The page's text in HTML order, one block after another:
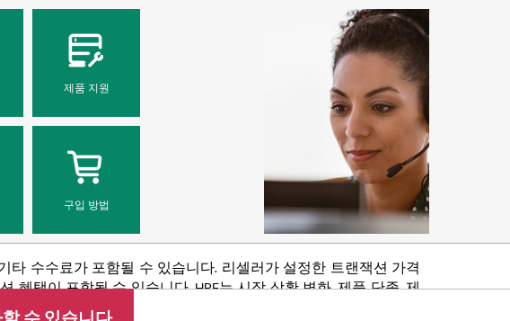
제품 지원
구입 방법
수수료가 포함될 수 있습니다. 리셀러가 설정한 트랜잭션 가격
혜택이 포함될 수 있습니다. HPE는 시장 상황 변화, 제품 단종, 제
가격을 조정할 권리를 보유합니다.